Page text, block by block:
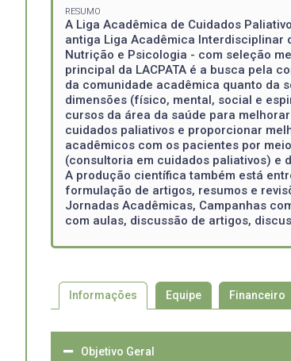
RESUMO
A Liga Acadêmica de Cuidados
antiga Liga Acadêmica Interdisciplinar
Nutrição e Psicologia - com seleção
principal da LACPATA é a busca pela
da comunidade acadêmica quanto da
dimensões (físico, mental, social e
cursos da área da saúde para
cuidados paliativos e proporcionar
acadêmicos com os pacientes por
(consultoria em cuidados paliativos) e
A produção científica também está
formulação de artigos, resumos e
Jornadas Acadêmicas, Campanhas
com aulas, discussão de artigos,
Informações Equipe Financeiro
Objetivo Geral